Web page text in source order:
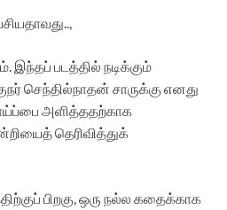
படத்தில் நடிக்கும்
செந்தில்நாதன் சாருக்கு எனது
அளித்ததற்காக
தெரிவித்துக்
பிறகு, ஒரு நல்ல கதைக்காக